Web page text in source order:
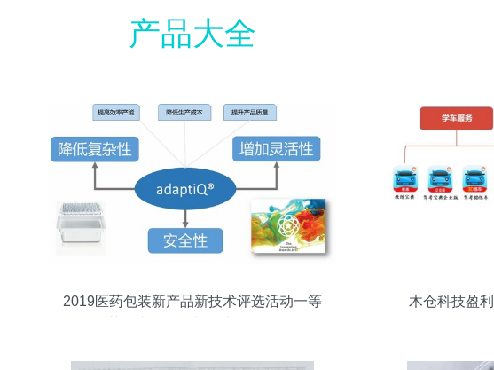
产品大全
2019医药包装新产品新技术评选活动一等
木仓科技盈